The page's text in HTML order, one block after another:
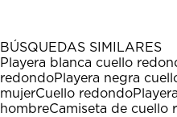
BÚSQUEDAS SIMILARES
Playera blanca cuello
redondoPlayera negra
mujerCuello redondo
hombreCamiseta de cuello